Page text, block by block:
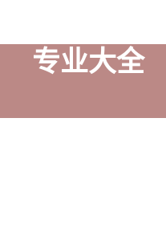
专业大全